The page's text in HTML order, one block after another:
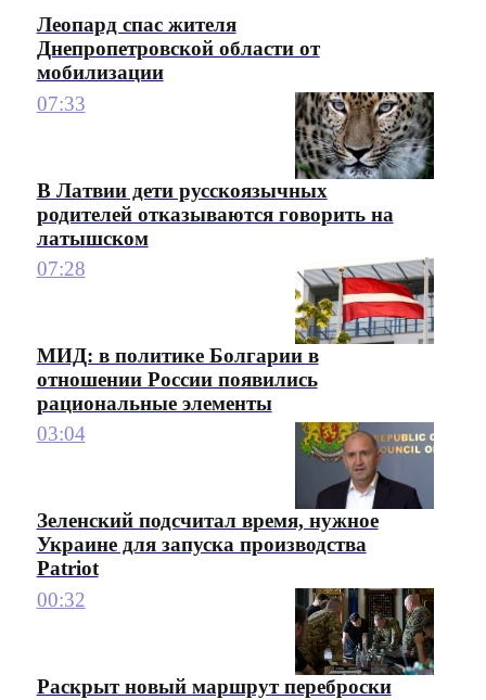
Леопард спас жителя
Днепропетровской области от
мобилизации
07:33
В Латвии дети русскоязычных
родителей отказываются говорить на
латышском
07:28
МИД: в политике Болгарии в
отношении России появились
рациональные элементы
03:04
Зеленский подсчитал время, нужное
Украине для запуска производства
Patriot
00:32
Раскрыт новый маршрут переброски